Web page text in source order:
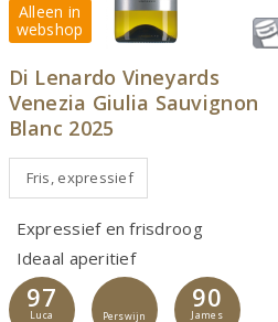
Alleen in
webshop
Di Lenardo Vineyards
Venezia Giulia Sauvignon
Blanc 2025
Fris, expressief
Expressief en frisdroog
Ideaal aperitief
97
Luca
Perswijn
90
James